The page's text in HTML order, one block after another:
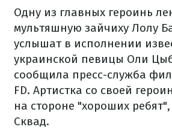
Одну из главных героинь
мультяшную зайчиху Лолу
услышат в исполнении
украинской певицы Оли
сообщила пресс-служба
FD. Артистка со своей
на стороне "хороших
Сквад.